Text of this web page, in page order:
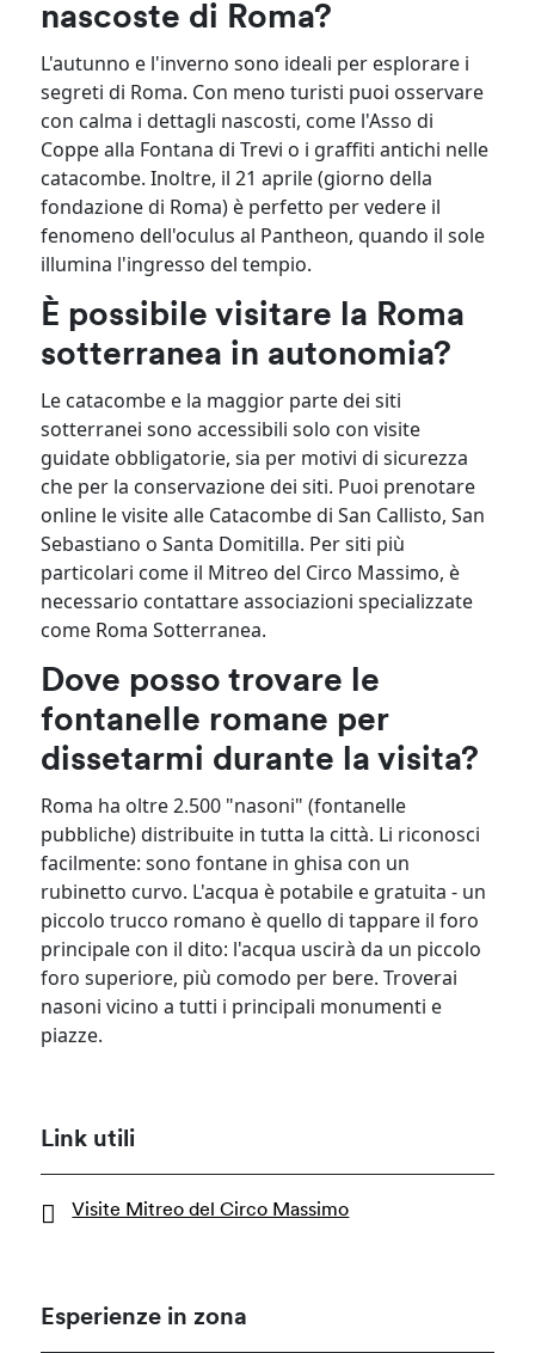
nascoste di Roma?
L'autunno e l'inverno sono ideali per esplorare i
segreti di Roma. Con meno turisti puoi osservare
con calma i dettagli nascosti, come l'Asso di
Coppe alla Fontana di Trevi o i graffiti antichi nelle
catacombe. Inoltre, il 21 aprile (giorno della
fondazione di Roma) è perfetto per vedere il
fenomeno dell'oculus al Pantheon, quando il sole
illumina l'ingresso del tempio.
È possibile visitare la Roma
sotterranea in autonomia?
Le catacombe e la maggior parte dei siti
sotterranei sono accessibili solo con visite
guidate obbligatorie, sia per motivi di sicurezza
che per la conservazione dei siti. Puoi prenotare
online le visite alle Catacombe di San Callisto, San
Sebastiano o Santa Domitilla. Per siti più
particolari come il Mitreo del Circo Massimo, è
necessario contattare associazioni specializzate
come Roma Sotterranea.
Dove posso trovare le
fontanelle romane per
dissetarmi durante la visita?
Roma ha oltre 2.500 "nasoni" (fontanelle
pubbliche) distribuite in tutta la città. Li riconosci
facilmente: sono fontane in ghisa con un
rubinetto curvo. L'acqua è potabile e gratuita - un
piccolo trucco romano è quello di tappare il foro
principale con il dito: l'acqua uscirà da un piccolo
foro superiore, più comodo per bere. Troverai
nasoni vicino a tutti i principali monumenti e
piazze.
Link utili
Visite Mitreo del Circo Massimo
Esperienze in zona